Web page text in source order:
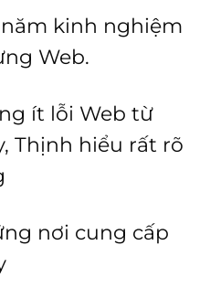
kinh nghiệm
Web.
ít lỗi Web từ
Thịnh hiểu rất rõ
nơi cung cấp